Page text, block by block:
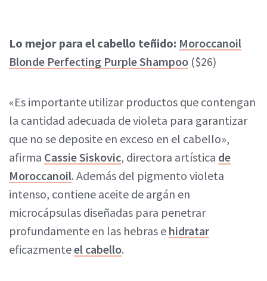
Lo mejor para el cabello teñido: Moroccanoil
Blonde Perfecting Purple Shampoo ($26)
«Es importante utilizar productos que contengan
la cantidad adecuada de violeta para garantizar
que no se deposite en exceso en el cabello»,
afirma Cassie Siskovic, directora artística de
Moroccanoil. Además del pigmento violeta
intenso, contiene aceite de argán en
microcápsulas diseñadas para penetrar
profundamente en las hebras e hidratar
eficazmenteel cabello.